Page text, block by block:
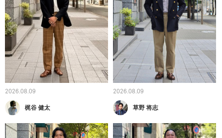
2026.08.09
梶谷 健太
2026.08.09
草野 将志